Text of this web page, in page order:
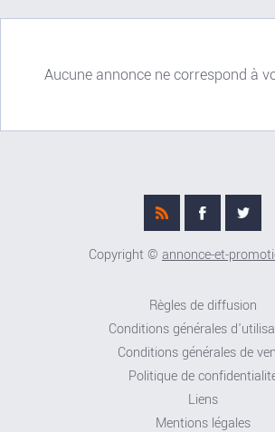
Aucune annonce ne correspond à
Copyright © annonce-et-
Règles de diffusion
Conditions générales
Conditions générales de
Politique de
Liens
Mentions légales